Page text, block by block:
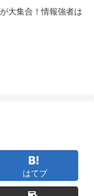
大集合！情報強者は
はてブ